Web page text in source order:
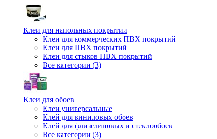
Клеи для напольных покрытий
Клеи для коммерческих ПВХ покрытий
Клеи для ПВХ покрытий
Клеи для стыков ПВХ покрытий
Все категории (3)
Клеи для обоев
Клеи универсальные
Клей для виниловых обоев
Клей для флизелиновых и стеклообоев
Все категории (3)